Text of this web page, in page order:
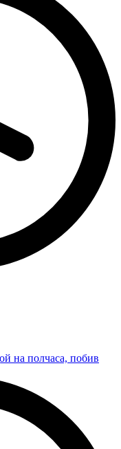
на полчаса, побив